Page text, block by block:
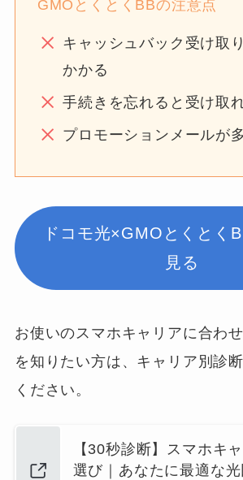
GMOとくとくBBの注意点
キャッシュバック受け取
かかる
手続きを忘れると受け取
プロモーションメールが
ドコモ光×GMOとくとく
見る
お使いのスマホキャリアに合わ
を知りたい方は、キャリア別診
ください。
【30秒診断】スマホキ
選び｜あなたに最適な